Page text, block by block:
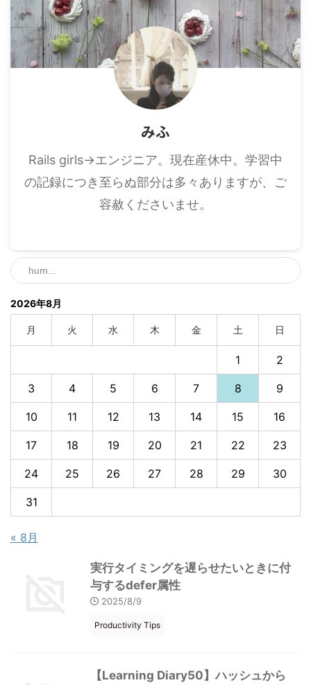
みふ
Rails girls→エンジニア。現在産休中。学習中
の記録につき至らぬ部分は多々ありますが、ご
容赦くださいませ。
2026年8月
月 火 水 木 金 土 日
1 2
3 4 5 6 7 8 9
10 11 12 13 14 15 16
17 18 19 20 21 22 23
24 25 26 27 28 29 30
31
« 8月
実行タイミングを遅らせたいときに付
与するdefer属性
2025/8/9
Productivity Tips
【Learning Diary50】ハッシュから